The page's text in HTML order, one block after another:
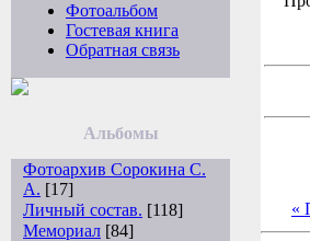
Фотоальбом
Гостевая книга
Обратная связь
Альбомы
Фотоархив Сорокина С.
А. [17]
Личный состав. [118]
Мемориал [84]
«